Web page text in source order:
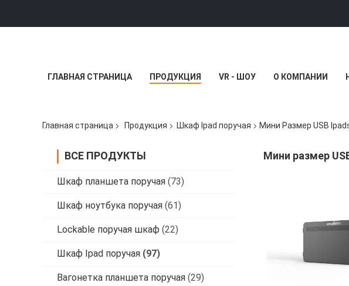
ГЛАВНАЯ СТРАНИЦА ПРОДУКЦИЯ VR - ШОУ О КОМПАНИИ
Главная страница Продукция Шкаф Ipad поручая Мини Размер USB
ВСЕ ПРОДУКТЫ
Шкаф планшета поручая (73)
Шкаф ноутбука поручая (61)
Lockable поручая шкаф (22)
Шкаф Ipad поручая (97)
Вагонетка планшета поручая (29)
Мини размер